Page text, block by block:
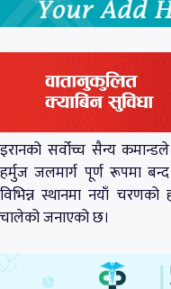
इरानको सर्वोच्च सैन्य
हर्मुज जलमार्ग पूर्ण रूपमा
विभिन्न स्थानमा नयाँ
चालेको जनाएको छ।